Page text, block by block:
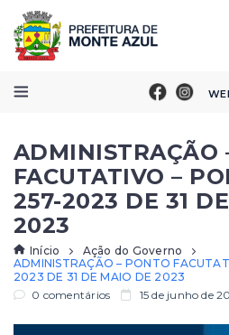
ADMINISTRAÇÃO
FACUTATIVO –
257-2023 DE 31
2023
Início
Ação do Governo
ADMINISTRAÇÃO – PONTO
2023 DE 31 DE MAIO DE 2023
0 comentários
15 de junho de